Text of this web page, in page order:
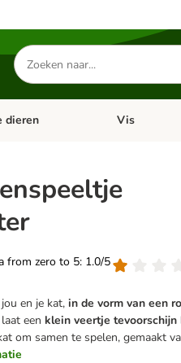
Zoeken
naar
producten
menu: Apotheek
dieren Open
Vis
from zero to 5: 1.0/5
en je kat,in de vorm van een
een klein veertje tevoorschijn
om samen te spelen, gemaakt